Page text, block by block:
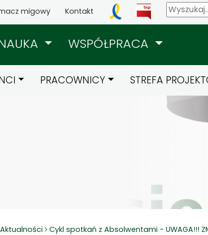
migowy Kontakt
WSPÓŁPRACA
PRACOWNICY STREFA
Aktualności Cykl spotkań z Absolwentami - UWAGA!!!